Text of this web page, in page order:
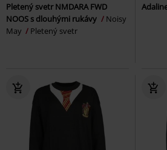
Pletený svetr NMDARA FWD
NOOS s dlouhými rukávy
Noisy
May
Pletený svetr